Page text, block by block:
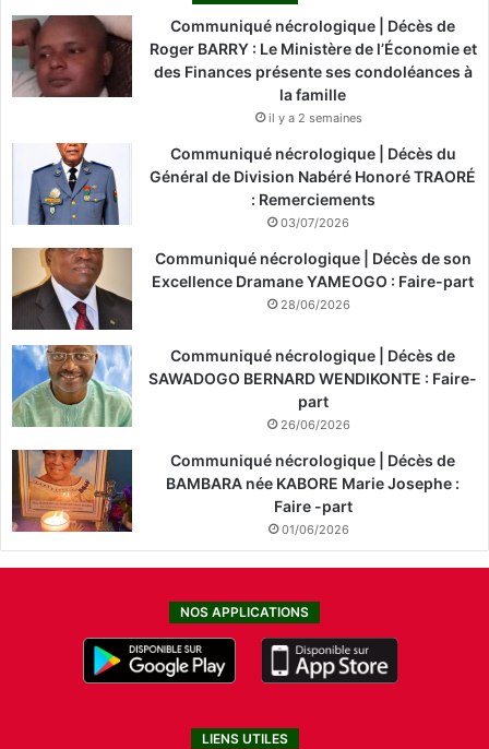
Communiqué nécrologique | Décès de
Roger BARRY : Le Ministère de l’Économie et
des Finances présente ses condoléances à
la famille
il y a 2 semaines
Communiqué nécrologique | Décès du
Général de Division Nabéré Honoré TRAORÉ
: Remerciements
03/07/2026
Communiqué nécrologique | Décès de son
Excellence Dramane YAMEOGO : Faire-part
28/06/2026
Communiqué nécrologique | Décès de
SAWADOGO BERNARD WENDIKONTE : Faire-
part
26/06/2026
Communiqué nécrologique | Décès de
BAMBARA née KABORE Marie Josephe :
Faire -part
01/06/2026
NOS APPLICATIONS
LIENS UTILES